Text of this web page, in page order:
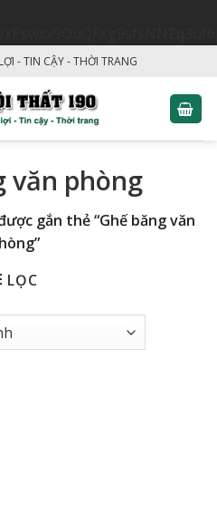
- TIN CẬY - THỜI TRANG
văn phòng
gắn thẻ “Ghế băng văn
LỌC